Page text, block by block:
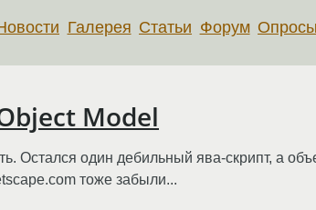
Галерея Статьи Форум Опросы
Model
Остался один дебильный ява-скрипт, а
тоже забыли...